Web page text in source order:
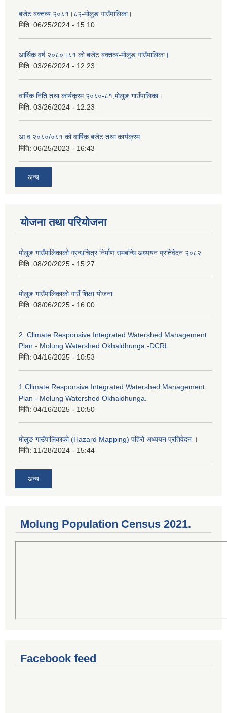
बजेट बक्तव्य २०८१।८२-मोलुङ गाउँपालिका।
मिति: 06/25/2024 - 15:10
आर्थिक वर्ष २०८०।८१ को बजेट बक्तव्य-मोलुङ गाउँपालिका।
मिति: 03/26/2024 - 12:23
वार्षिक निति तथा कार्यक्रम २०८०-८१,मोलुङ गाउँपालिका।
मिति: 03/26/2024 - 12:23
आ व २०८०/०८१ को वार्षिक बजेट तथा कार्यक्रम
मिति: 06/25/2023 - 16:43
अन्य
योजना तथा परियोजना
मोलुङ गाउँपालिकाको ग्रन्थचित्र निर्माण समबन्धि अध्ययन प्रतिवेदन २०८२
मिति: 08/20/2025 - 15:27
मोलुङ गाउँपालिकाको गाउँ शिक्षा योजना
मिति: 08/06/2025 - 16:00
2. Climate Responsive Integrated Watershed Management
Plan - Molung Watershed Okhaldhunga.-DCRL
मिति: 04/16/2025 - 10:53
1.Climate Responsive Integrated Watershed Management
Plan - Molung Watershed Okhaldhunga.
मिति: 04/16/2025 - 10:50
मोलुङ गाउँपालिकाको (Hazard Mapping) पहिरो अध्ययन प्रतिवेदन ।
मिति: 11/28/2024 - 15:44
अन्य
Molung Population Census 2021.
Facebook feed